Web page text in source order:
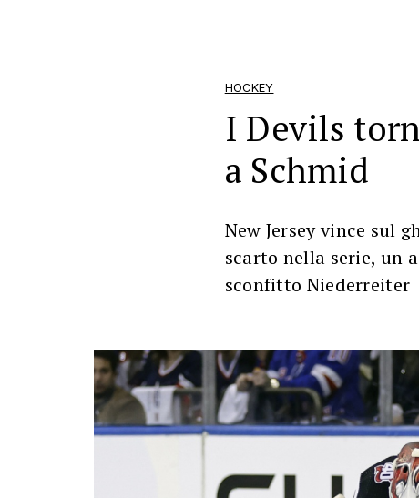
HOCKEY
I Devils
a Schmid
New Jersey vince sul
scarto nella serie, un
sconfitto Niederreiter